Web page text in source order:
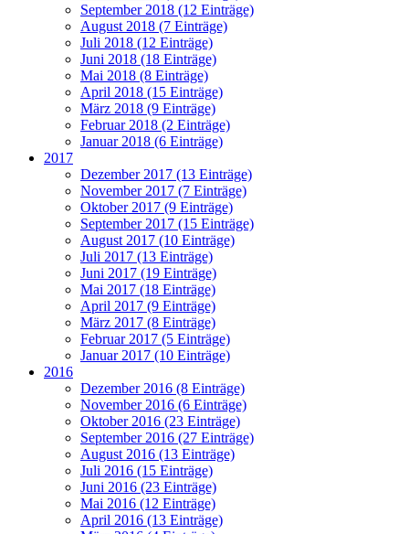
September 2018 (12 Einträge)
August 2018 (7 Einträge)
Juli 2018 (12 Einträge)
Juni 2018 (18 Einträge)
Mai 2018 (8 Einträge)
April 2018 (15 Einträge)
März 2018 (9 Einträge)
Februar 2018 (2 Einträge)
Januar 2018 (6 Einträge)
2017
Dezember 2017 (13 Einträge)
November 2017 (7 Einträge)
Oktober 2017 (9 Einträge)
September 2017 (15 Einträge)
August 2017 (10 Einträge)
Juli 2017 (13 Einträge)
Juni 2017 (19 Einträge)
Mai 2017 (18 Einträge)
April 2017 (9 Einträge)
März 2017 (8 Einträge)
Februar 2017 (5 Einträge)
Januar 2017 (10 Einträge)
2016
Dezember 2016 (8 Einträge)
November 2016 (6 Einträge)
Oktober 2016 (23 Einträge)
September 2016 (27 Einträge)
August 2016 (13 Einträge)
Juli 2016 (15 Einträge)
Juni 2016 (23 Einträge)
Mai 2016 (12 Einträge)
April 2016 (13 Einträge)